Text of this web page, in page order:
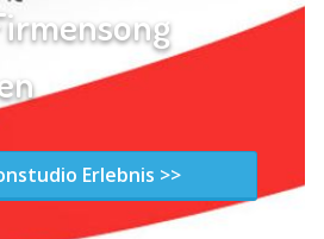
Erlebnis >>